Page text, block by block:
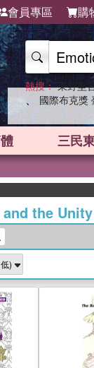
會員專區 購
熱搜： 東野圭
、 國際布克獎
三民
英國
the